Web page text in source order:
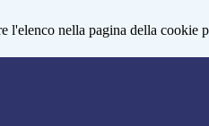
l'elenco nella pagina della cookie